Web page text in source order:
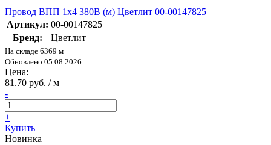
Провод ВПП 1х4 380В (м) Цветлит 00-00147825
Артикул: 00-00147825
Бренд:
Цветлит
На складе 6369 м
Обновлено 05.08.2026
Цена:
81.70 руб. / м
-
+
Купить
Новинка